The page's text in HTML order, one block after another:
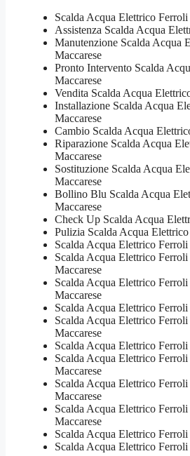
Scalda Acqua Elettrico Ferroli
Assistenza Scalda Acqua
Manutenzione Scalda Acqua
Maccarese
Pronto Intervento Scalda
Maccarese
Vendita Scalda Acqua
Installazione Scalda Acqua
Maccarese
Cambio Scalda Acqua
Riparazione Scalda Acqua
Maccarese
Sostituzione Scalda Acqua
Maccarese
Bollino Blu Scalda Acqua
Maccarese
Check Up Scalda Acqua
Pulizia Scalda Acqua
Scalda Acqua Elettrico Ferroli
Scalda Acqua Elettrico
Maccarese
Scalda Acqua Elettrico
Maccarese
Scalda Acqua Elettrico
Scalda Acqua Elettrico
Maccarese
Scalda Acqua Elettrico
Scalda Acqua Elettrico
Maccarese
Scalda Acqua Elettrico
Maccarese
Scalda Acqua Elettrico
Maccarese
Scalda Acqua Elettrico
Scalda Acqua Elettrico